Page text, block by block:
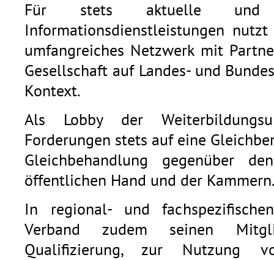
Für stets aktuelle und
Informationsdienstleistungen
umfangreiches Netzwerk mit
Gesellschaft auf Landes- und
Kontext.
Als Lobby der
Forderungen stets auf eine
Gleichbehandlung gegenüber
öffentlichen Hand und der
In regional- und
Verband zudem seinen
Qualifizierung, zur Nutzung